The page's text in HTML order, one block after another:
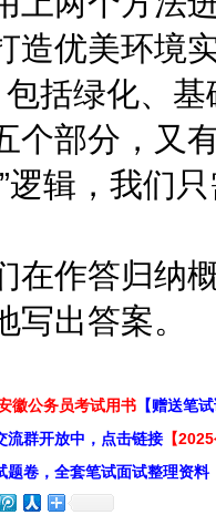
造优美环境
括绿化、
个部分，又
逻辑，我们
作答归纳概
写出答案。
徽公务员考试用书 【赠送笔
流群开放中，点击链接 【
题卷，全套笔试面试整理资料